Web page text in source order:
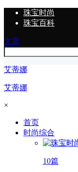
珠宝时尚
珠宝百科
文章
艾蒂娜
艾蒂娜
×
首页
时尚综合
10篇